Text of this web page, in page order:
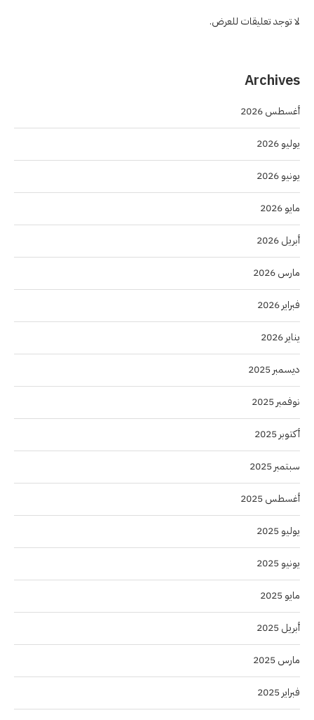
لا توجد تعليقات للعرض.
Archives
أغسطس 2026
يوليو 2026
يونيو 2026
مايو 2026
أبريل 2026
مارس 2026
فبراير 2026
يناير 2026
ديسمبر 2025
نوفمبر 2025
أكتوبر 2025
سبتمبر 2025
أغسطس 2025
يوليو 2025
يونيو 2025
مايو 2025
أبريل 2025
مارس 2025
فبراير 2025